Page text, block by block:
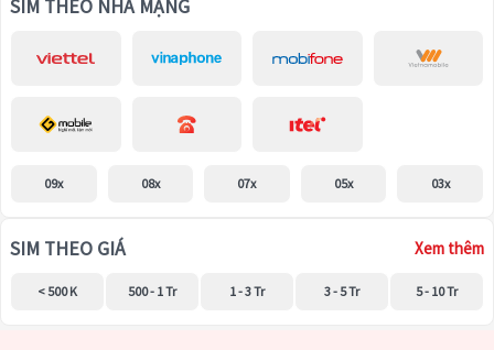
SIM THEO NHÀ MẠNG
09x 08x 07x 05x 03x
SIM THEO GIÁ Xem thêm
< 500 K 500 - 1 Tr 1 - 3 Tr 3 - 5 Tr 5 - 10 Tr